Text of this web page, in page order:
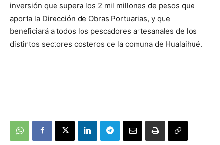
inversión que supera los 2 mil millones de pesos que
aporta la Dirección de Obras Portuarias, y que
beneficiará a todos los pescadores artesanales de los
distintos sectores costeros de la comuna de Hualaihué.